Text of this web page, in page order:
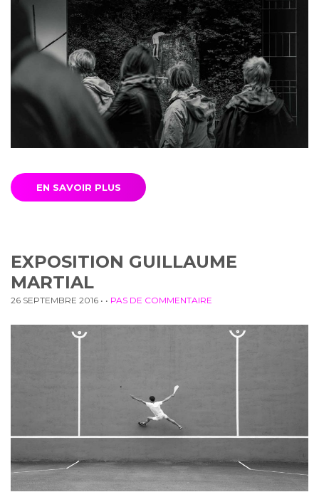
EN SAVOIR PLUS
EXPOSITION GUILLAUME
MARTIAL
26 SEPTEMBRE 2016 • • PAS DE COMMENTAIRE